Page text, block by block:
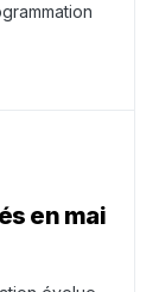
en mai